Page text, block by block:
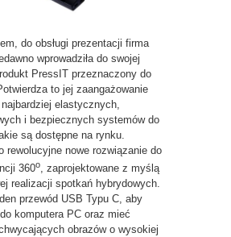
do obsługi prezentacji firma
wprowadziła do swojej
PressIT przeznaczony do
to jej zaangażowanie
elastycznych,
i bezpiecznych systemów do
są dostępne na rynku.
rewolucyjne nowe rozwiązanie do
360o, zaprojektowane z myślą
realizacji spotkań hybrydowych.
przewód USB Typu C, aby
komputera PC oraz mieć
obrazów o wysokiej